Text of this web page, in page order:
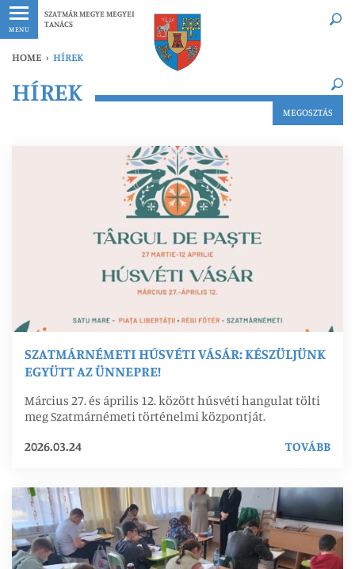
MENU
SZATMÁR MEGYE MEGYEI
TANÁCS
Legfrissebb Bármikor
HOME › HÍREK
×
HÍREK
MEGOSZTÁS
SZATMÁRNÉMETI HÚSVÉTI VÁSÁR: KÉSZÜLJÜNK
EGYÜTT AZ ÜNNEPRE!
Március 27. és április 12. között húsvéti hangulat tölti
meg Szatmárnémeti történelmi központját.
2026.03.24
TOVÁBB